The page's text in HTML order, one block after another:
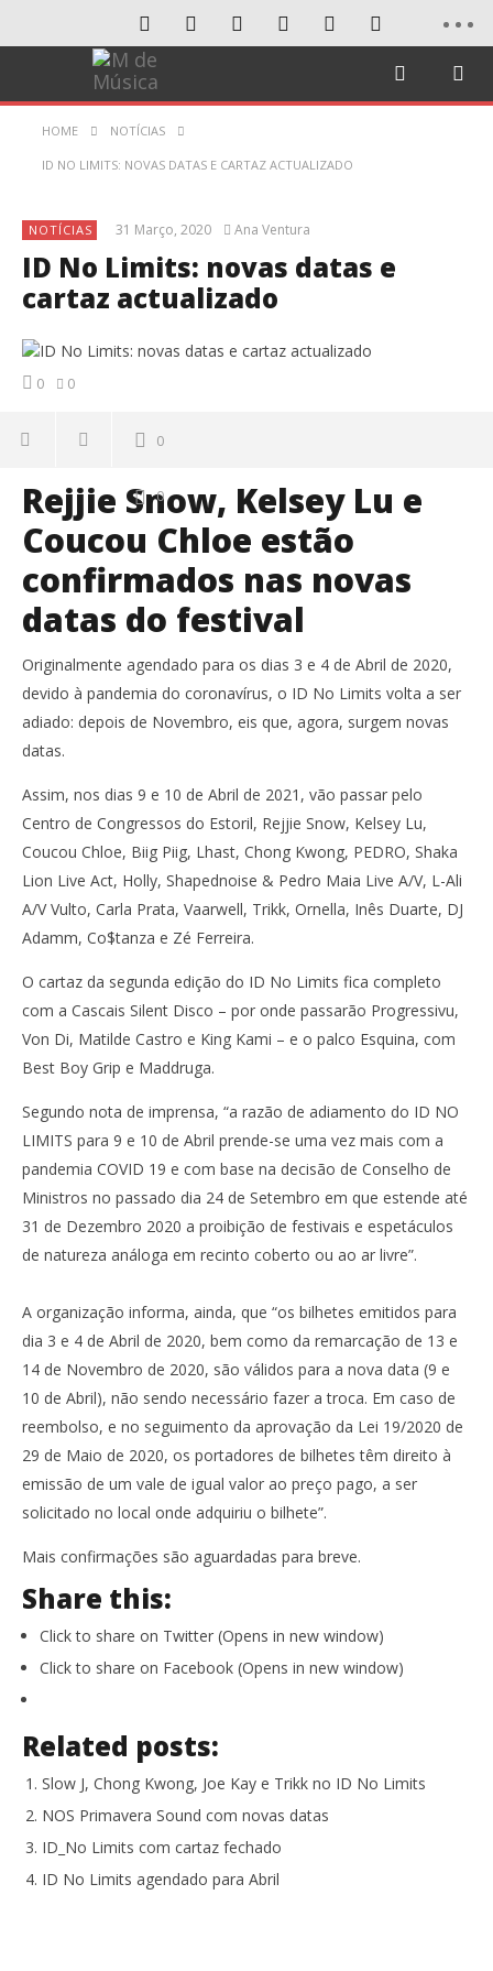
HOME NOTÍCIAS
ID NO LIMITS: NOVAS DATAS E CARTAZ ACTUALIZADO
NOTÍCIAS 31 Março, 2020 Ana Ventura
ID No Limits: novas datas e
cartaz actualizado
0 0
0
0
Rejjie Snow, Kelsey Lu e
Coucou Chloe estão
confirmados nas novas
datas do festival
Originalmente agendado para os dias 3 e 4 de Abril de 2020,
devido à pandemia do coronavírus, o ID No Limits volta a ser
adiado: depois de Novembro, eis que, agora, surgem novas
datas.
Assim, nos dias 9 e 10 de Abril de 2021, vão passar pelo
Centro de Congressos do Estoril, Rejjie Snow, Kelsey Lu,
Coucou Chloe, Biig Piig, Lhast, Chong Kwong, PEDRO, Shaka
Lion Live Act, Holly, Shapednoise & Pedro Maia Live A/V, L-Ali
A/V Vulto, Carla Prata, Vaarwell, Trikk, Ornella, Inês Duarte, DJ
Adamm, Co$tanza e Zé Ferreira.
O cartaz da segunda edição do ID No Limits fica completo
com a Cascais Silent Disco – por onde passarão Progressivu,
Von Di, Matilde Castro e King Kami – e o palco Esquina, com
Best Boy Grip e Maddruga.
Segundo nota de imprensa, “a razão de adiamento do ID NO
LIMITS para 9 e 10 de Abril prende-se uma vez mais com a
pandemia COVID 19 e com base na decisão de Conselho de
Ministros no passado dia 24 de Setembro em que estende até
31 de Dezembro 2020 a proibição de festivais e espetáculos
de natureza análoga em recinto coberto ou ao ar livre”.
A organização informa, ainda, que “os bilhetes emitidos para
dia 3 e 4 de Abril de 2020, bem como da remarcação de 13 e
14 de Novembro de 2020, são válidos para a nova data (9 e
10 de Abril), não sendo necessário fazer a troca. Em caso de
reembolso, e no seguimento da aprovação da Lei 19/2020 de
29 de Maio de 2020, os portadores de bilhetes têm direito à
emissão de um vale de igual valor ao preço pago, a ser
solicitado no local onde adquiriu o bilhete”.
Mais confirmações são aguardadas para breve.
Share this:
Click to share on Twitter (Opens in new window)
Click to share on Facebook (Opens in new window)
Related posts:
Slow J, Chong Kwong, Joe Kay e Trikk no ID No Limits
NOS Primavera Sound com novas datas
ID_No Limits com cartaz fechado
ID No Limits agendado para Abril